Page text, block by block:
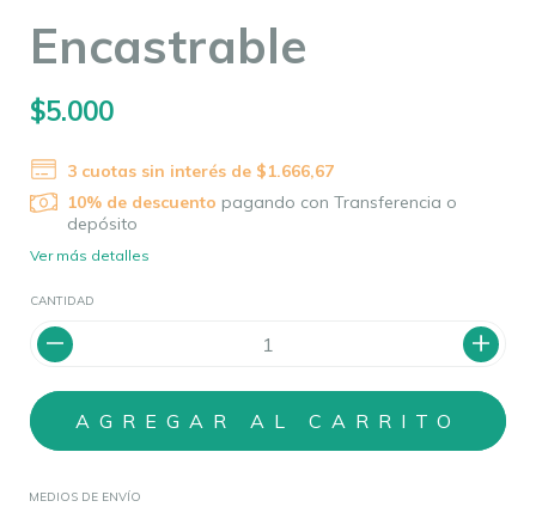
Encastrable
$5.000
3 cuotas sin interés de $1.666,67
10% de descuento pagando con Transferencia o
depósito
Ver más detalles
CANTIDAD
MEDIOS DE ENVÍO